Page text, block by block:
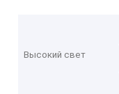
Высокий свет